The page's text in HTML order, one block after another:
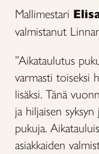
Mallimestari
valmistanut
”Aikataulutus
varmasti toiseksi
lisäksi. Tänä
ja hiljaisen
pukuja.
asiakkaiden